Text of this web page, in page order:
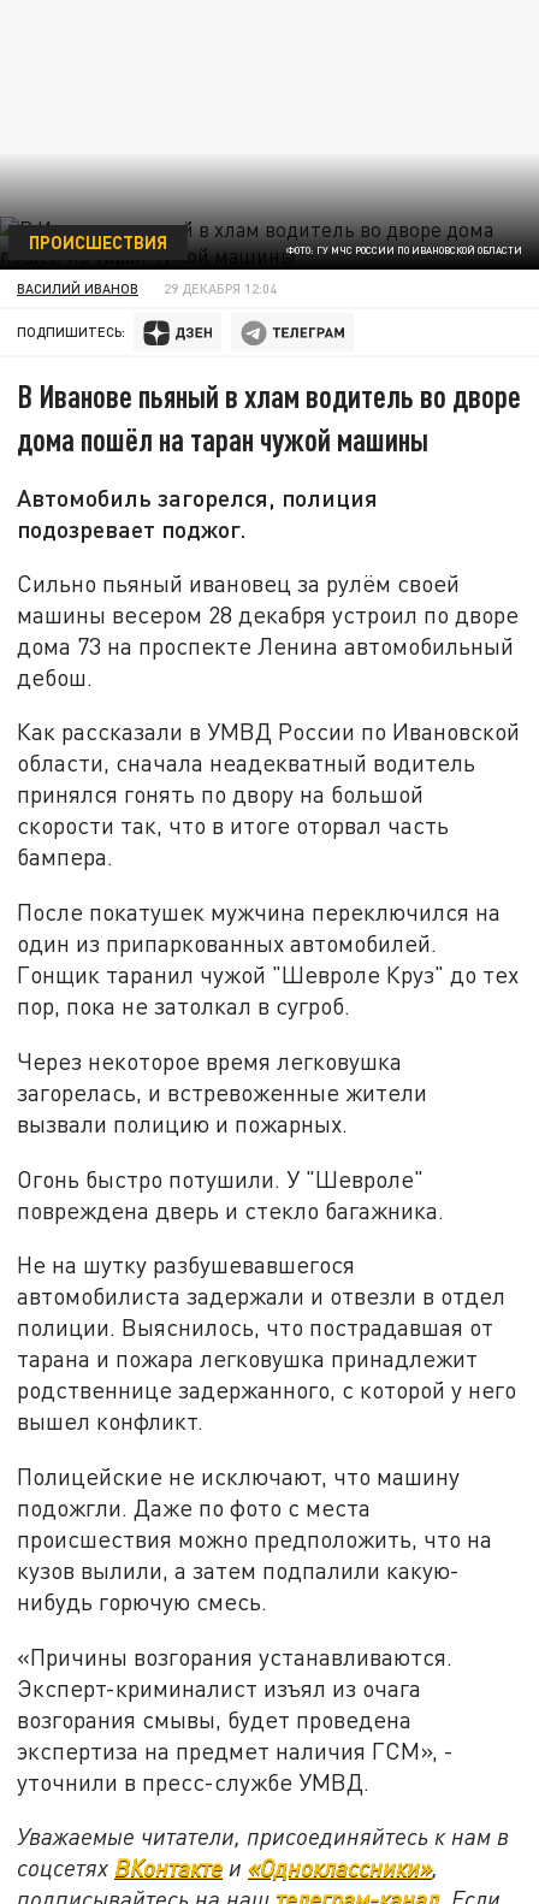
ФОТО: ГУ МЧС РОССИИ ПО ИВАНОВСКОЙ ОБЛАСТИ
ПРОИСШЕСТВИЯ
ВАСИЛИЙ ИВАНОВ 29 ДЕКАБРЯ 12:04
ПОДПИШИТЕСЬ:
В Иванове пьяный в хлам водитель во дворе
дома пошёл на таран чужой машины
Автомобиль загорелся, полиция
подозревает поджог.
Сильно пьяный ивановец за рулём своей
машины весером 28 декабря устроил по дворе
дома 73 на проспекте Ленина автомобильный
дебош.
Как рассказали в УМВД России по Ивановской
области, сначала неадекватный водитель
принялся гонять по двору на большой
скорости так, что в итоге оторвал часть
бампера.
После покатушек мужчина переключился на
один из припаркованных автомобилей.
Гонщик таранил чужой "Шевроле Круз" до тех
пор, пока не затолкал в сугроб.
Через некоторое время легковушка
загорелась, и встревоженные жители
вызвали полицию и пожарных.
Огонь быстро потушили. У "Шевроле"
повреждена дверь и стекло багажника.
Не на шутку разбушевавшегося
автомобилиста задержали и отвезли в отдел
полиции. Выяснилось, что пострадавшая от
тарана и пожара легковушка принадлежит
родственнице задержанного, с которой у него
вышел конфликт.
Полицейские не исключают, что машину
подожгли. Даже по фото с места
происшествия можно предположить, что на
кузов вылили, а затем подпалили какую-
нибудь горючую смесь.
«Причины возгорания устанавливаются.
Эксперт-криминалист изъял из очага
возгорания смывы, будет проведена
экспертиза на предмет наличия ГСМ», -
уточнили в пресс-службе УМВД.
Уважаемые читатели, присоединяйтесь к нам в
соцсетях ВКонтакте и«Одноклассники»,